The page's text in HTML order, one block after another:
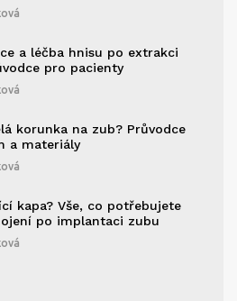
a léčba hnisu po extrakci
pro pacienty
korunka na zub? Průvodce
a materiály
kapa? Vše, co potřebujete
po implantaci zubu